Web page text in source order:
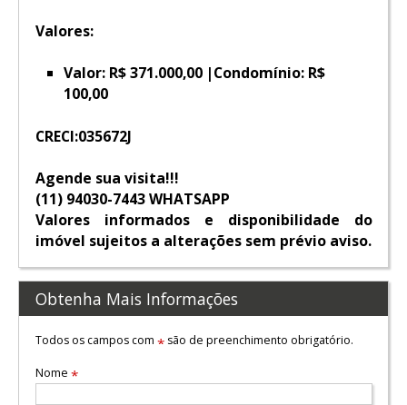
Valores:
Valor: R$ 371.000,00 |Condomínio: R$
100,00
CRECI:035672J
Agende sua visita!!!
(11) 94030-7443 WHATSAPP
Valores informados e disponibilidade do
imóvel sujeitos a alterações sem prévio aviso.
Obtenha Mais Informações
Todos os campos com *são de preenchimento obrigatório.
Nome *